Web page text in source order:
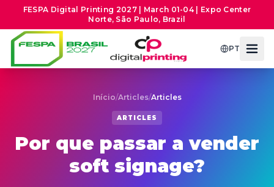
FESPA Digital Printing 2027 | March 01-04 | Expo Center
Norte, São Paulo, Brazil
PT
Início/Articles/Articles
ARTICLES
Por que passar a vender
soft signage?